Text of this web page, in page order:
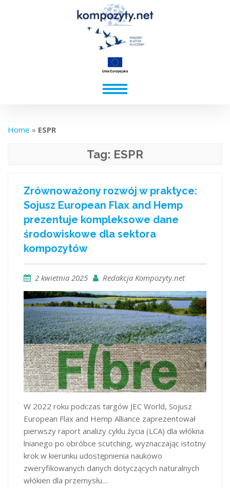
Home » ESPR
Tag: ESPR
Zrównoważony rozwój w praktyce:
Sojusz European Flax and Hemp
prezentuje kompleksowe dane
środowiskowe dla sektora
kompozytów
2 kwietnia 2025 Redakcja Kompozyty.net
W 2022 roku podczas targów JEC World, Sojusz
European Flax and Hemp Alliance zaprezentował
pierwszy raport analizy cyklu życia (LCA) dla włókna
lnianego po obróbce scutching, wyznaczając istotny
krok w kierunku udostępnienia naukowo
zweryfikowanych danych dotyczących naturalnych
włókien dla przemysłu…